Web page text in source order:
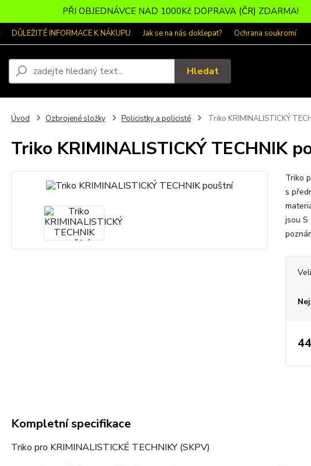
PŘI OBJEDNÁVCE NAD 1000Kč DOPRAVA (ČR) ZDARMA!
DŮLEŽITÉ INFORMACE K NÁKUPU Jak se na nás doklepat? Ochrana soukromí
Hledat
Úvod Ozbrojené složky Policistky a policisté Triko KRIMINALISTICKÝ
Triko KRIMINALISTICKÝ TECHNIK
Triko
s
jsou S
Kompletní specifikace
Triko pro KRIMINALISTICKÉ TECHNIKY (SKPV)